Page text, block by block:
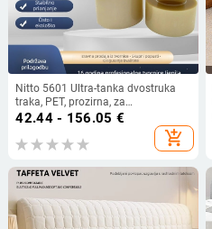
Nitto 5601 Ultra-tanka dvostruka
traka, PET, prozirna, za
mikroelektroniku i automobilska
42.44 - 156.05 €
add_shopping_cart